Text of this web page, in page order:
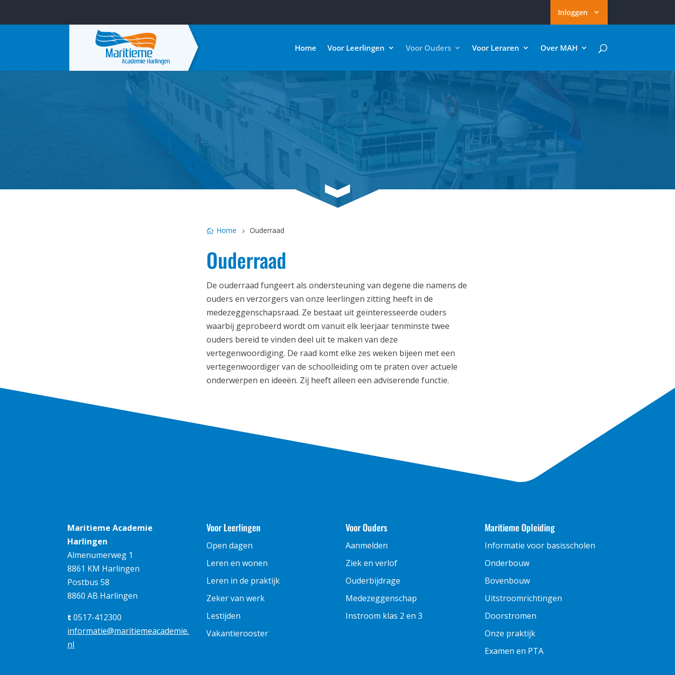
Inloggen
Home Voor Leerlingen Voor Ouders Voor Leraren Over MAH
3
Home Ouderraad
Ouderraad
De ouderraad fungeert als ondersteuning van degene die namens de
ouders en verzorgers van onze leerlingen zitting heeft in de
medezeggenschapsraad. Ze bestaat uit geïnteresseerde ouders
waarbij geprobeerd wordt om vanuit elk leerjaar tenminste twee
ouders bereid te vinden deel uit te maken van deze
vertegenwoordiging. De raad komt elke zes weken bijeen met een
vertegenwoordiger van de schoolleiding om te praten over actuele
onderwerpen en ideeën. Zij heeft alleen een adviserende functie.
Maritieme Academie
Harlingen
Almenumerweg 1
8861 KM Harlingen
Postbus 58
8860 AB Harlingen
t 0517-412300
informatie@maritiemeacademie.
nl
Voor Leerlingen
Open dagen
Leren en wonen
Leren in de praktijk
Zeker van werk
Lestijden
Vakantierooster
Voor Ouders
Aanmelden
Ziek en verlof
Ouderbijdrage
Medezeggenschap
Instroom klas 2 en 3
Maritieme Opleiding
Informatie voor basisscholen
Onderbouw
Bovenbouw
Uitstroomrichtingen
Doorstromen
Onze praktijk
Examen en PTA